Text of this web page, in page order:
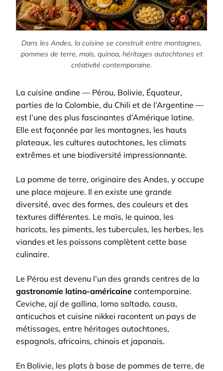
Dans les Andes, la cuisine se construit entre montagnes,
pommes de terre, maïs, quinoa, héritages autochtones et
créativité contemporaine.
La cuisine andine — Pérou, Bolivie, Équateur,
parties de la Colombie, du Chili et de l’Argentine —
est l’une des plus fascinantes d’Amérique latine.
Elle est façonnée par les montagnes, les hauts
plateaux, les cultures autochtones, les climats
extrêmes et une biodiversité impressionnante.
La pomme de terre, originaire des Andes, y occupe
une place majeure. Il en existe une grande
diversité, avec des formes, des couleurs et des
textures différentes. Le maïs, le quinoa, les
haricots, les piments, les tubercules, les herbes, les
viandes et les poissons complètent cette base
culinaire.
Le Pérou est devenu l’un des grands centres de la
gastronomie latino-américaine contemporaine.
Ceviche, ají de gallina, lomo saltado, causa,
anticuchos et cuisine nikkei racontent un pays de
métissages, entre héritages autochtones,
espagnols, africains, chinois et japonais.
En Bolivie, les plats à base de pommes de terre, de